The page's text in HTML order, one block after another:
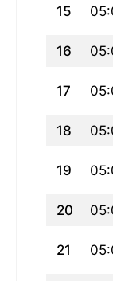
15
16
17
18
19
20
21